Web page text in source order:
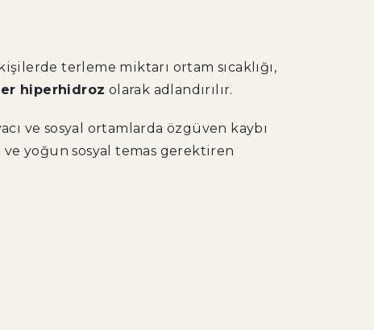
terleme miktarı ortam sıcaklığı,
hiperhidroz olarak adlandırılır.
ve sosyal ortamlarda özgüven kaybı
yoğun sosyal temas gerektiren